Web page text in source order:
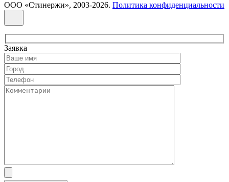
ООО «Стинержи», 2003-2026. Политика конфиденциальности
Заявка